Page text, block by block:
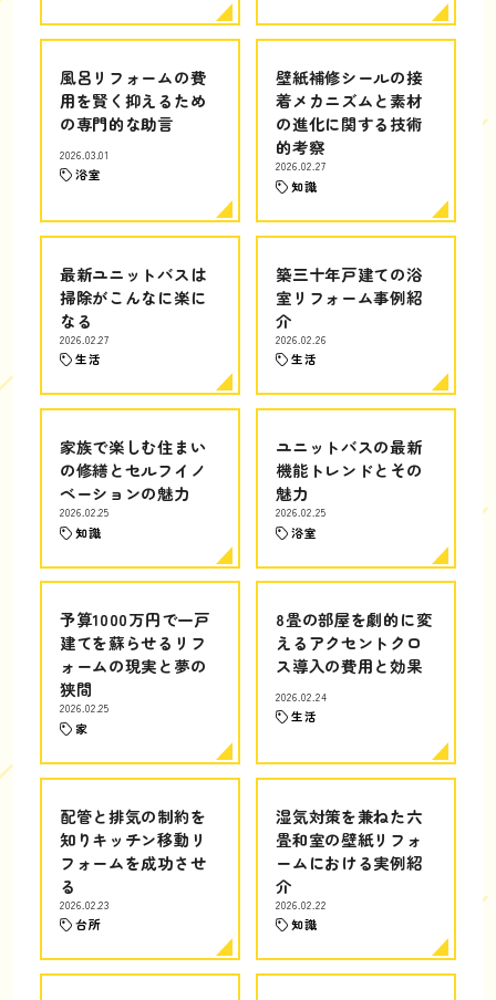
風呂リフォームの費
用を賢く抑えるため
の専門的な助言
2026.03.01
浴室
壁紙補修シールの接
着メカニズムと素材
の進化に関する技術
的考察
2026.02.27
知識
最新ユニットバスは
掃除がこんなに楽に
なる
2026.02.27
生活
築三十年戸建ての浴
室リフォーム事例紹
介
2026.02.26
生活
家族で楽しむ住まい
の修繕とセルフイノ
ベーションの魅力
2026.02.25
知識
ユニットバスの最新
機能トレンドとその
魅力
2026.02.25
浴室
予算1000万円で一戸
建てを蘇らせるリフ
ォームの現実と夢の
狭間
2026.02.25
家
8畳の部屋を劇的に変
えるアクセントクロ
ス導入の費用と効果
2026.02.24
生活
配管と排気の制約を
知りキッチン移動リ
フォームを成功させ
る
2026.02.23
台所
湿気対策を兼ねた六
畳和室の壁紙リフォ
ームにおける実例紹
介
2026.02.22
知識